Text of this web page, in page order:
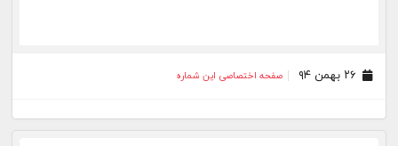
صفحه اختصاصی این شماره